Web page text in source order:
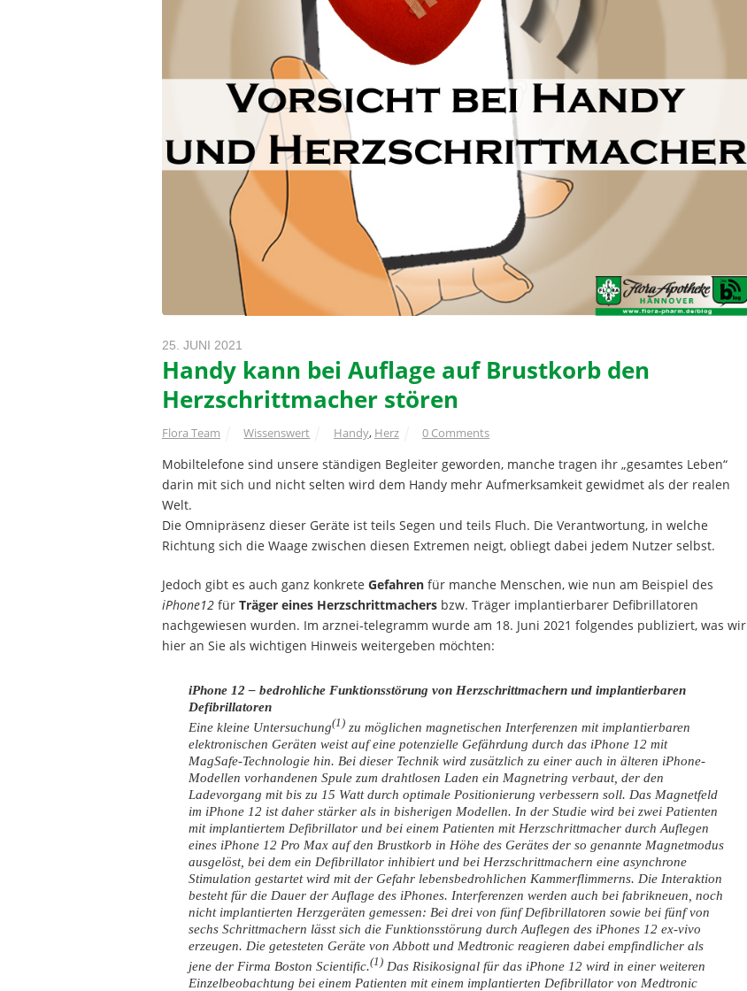
25. JUNI 2021
Handy kann bei Auflage auf Brustkorb den
Herzschrittmacher stören
Flora Team Wissenswert Handy, Herz 0 Comments
Mobiltelefone sind unsere ständigen Begleiter geworden, manche tragen ihr „gesamtes Leben“
darin mit sich und nicht selten wird dem Handy mehr Aufmerksamkeit gewidmet als der realen
Welt.
Die Omnipräsenz dieser Geräte ist teils Segen und teils Fluch. Die Verantwortung, in welche
Richtung sich die Waage zwischen diesen Extremen neigt, obliegt dabei jedem Nutzer selbst.
Jedoch gibt es auch ganz konkrete Gefahren für manche Menschen, wie nun am Beispiel des
iPhone12 für Träger eines Herzschrittmachers bzw. Träger implantierbarer Defibrillatoren
nachgewiesen wurden. Im arznei-telegramm wurde am 18. Juni 2021 folgendes publiziert, was wir
hier an Sie als wichtigen Hinweis weitergeben möchten:
iPhone 12 – bedrohliche Funktionsstörung von Herzschrittmachern und implantierbaren
Defibrillatoren
Eine kleine Untersuchung(1) zu möglichen magnetischen Interferenzen mit implantierbaren
elektronischen Geräten weist auf eine potenzielle Gefährdung durch das iPhone 12 mit
MagSafe-Technologie hin. Bei dieser Technik wird zusätzlich zu einer auch in älteren iPhone-
Modellen vorhandenen Spule zum drahtlosen Laden ein Magnetring verbaut, der den
Ladevorgang mit bis zu 15 Watt durch optimale Positionierung verbessern soll. Das Magnetfeld
im iPhone 12 ist daher stärker als in bisherigen Modellen. In der Studie wird bei zwei Patienten
mit implantiertem Defibrillator und bei einem Patienten mit Herzschrittmacher durch Auflegen
eines iPhone 12 Pro Max auf den Brustkorb in Höhe des Gerätes der so genannte Magnetmodus
ausgelöst, bei dem ein Defibrillator inhibiert und bei Herzschrittmachern eine asynchrone
Stimulation gestartet wird mit der Gefahr lebensbedrohlichen Kammerflimmerns. Die Interaktion
besteht für die Dauer der Auflage des iPhones. Interferenzen werden auch bei fabrikneuen, noch
nicht implantierten Herzgeräten gemessen: Bei drei von fünf Defibrillatoren sowie bei fünf von
sechs Schrittmachern lässt sich die Funktionsstörung durch Auflegen des iPhones 12 ex-vivo
erzeugen. Die getesteten Geräte von Abbott und Medtronic reagieren dabei empfindlicher als
jene der Firma Boston Scientific.(1) Das Risikosignal für das iPhone 12 wird in einer weiteren
Einzelbeobachtung bei einem Patienten mit einem implantierten Defibrillator von Medtronic